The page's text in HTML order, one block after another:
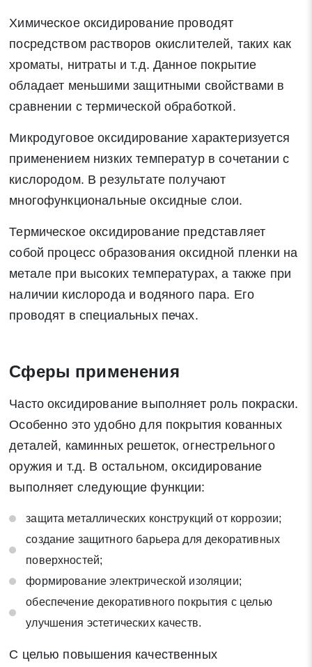
Химическое оксидирование проводят
посредством растворов окислителей, таких как
хроматы, нитраты и т.д. Данное покрытие
обладает меньшими защитными свойствами в
сравнении с термической обработкой.
Микродуговое оксидирование характеризуется
применением низких температур в сочетании с
кислородом. В результате получают
многофункциональные оксидные слои.
Термическое оксидирование представляет
собой процесс образования оксидной пленки на
метале при высоких температурах, а также при
наличии кислорода и водяного пара. Его
проводят в специальных печах.
Сферы применения
Часто оксидирование выполняет роль покраски.
Особенно это удобно для покрытия кованных
деталей, каминных решеток, огнестрельного
оружия и т.д. В остальном, оксидирование
выполняет следующие функции:
защита металлических конструкций от коррозии;
создание защитного барьера для декоративных
поверхностей;
формирование электрической изоляции;
обеспечение декоративного покрытия с целью
улучшения эстетических качеств.
С целью повышения качественных
* - обязательные поля для заполнения
Отправить заявку
Нажимая на кнопку «Отправить заявку» Вы даете согласие
статьей 9 Федерального закона от 27 июля 2006 г. N 152-ФЗ
«О персональных данных», а также соглашаетесь на
информационную рассылку по средством e-mail или СМС